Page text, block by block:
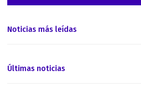
Noticias más leídas
Últimas noticias